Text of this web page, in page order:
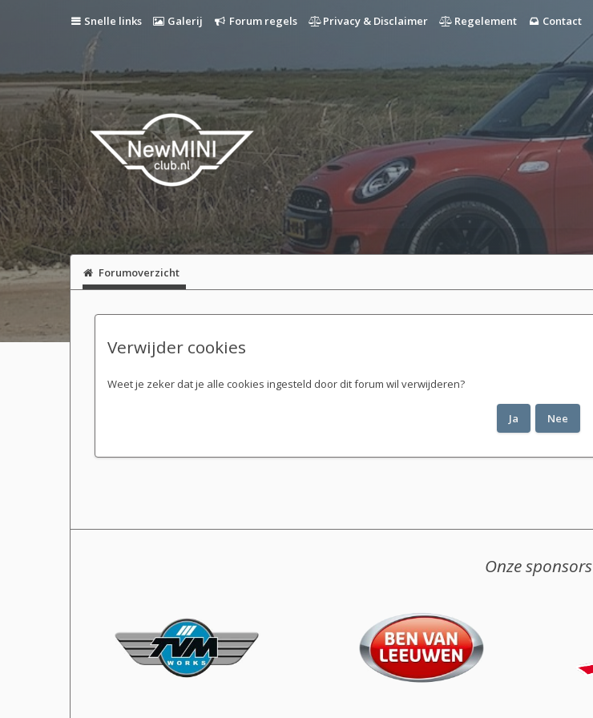
Snelle links Galerij Forum regels Privacy & Disclaimer Regelement Contact
Forumoverzicht
Verwijder cookies
Weet je zeker dat je alle cookies ingesteld door dit forum wil verwijderen?
Onze sponsors